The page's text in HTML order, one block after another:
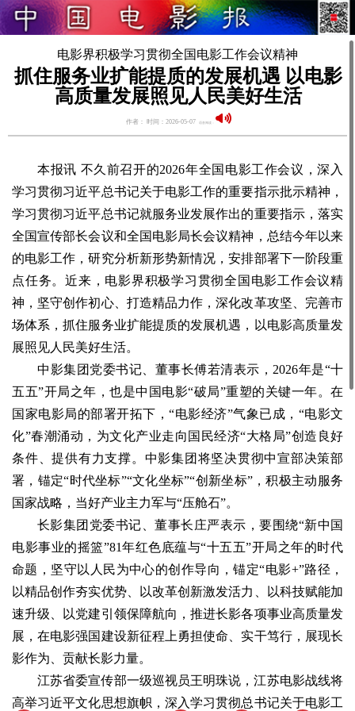
电影界积极学习贯彻全国电影工作会议精神
抓住服务业扩能提质的发展机遇 以电影
高质量发展照见人民美好生活
作者： 时间：2026-05-07
本报讯 不久前召开的2026年全国电影工作会议，深入
学习贯彻习近平总书记关于电影工作的重要指示批示精神，
学习贯彻习近平总书记就服务业发展作出的重要指示，落实
全国宣传部长会议和全国电影局长会议精神，总结今年以来
的电影工作，研究分析新形势新情况，安排部署下一阶段重
点任务。近来，电影界积极学习贯彻全国电影工作会议精
神，坚守创作初心、打造精品力作，深化改革攻坚、完善市
场体系，抓住服务业扩能提质的发展机遇，以电影高质量发
展照见人民美好生活。
中影集团党委书记、董事长傅若清表示，2026年是“十
五五”开局之年，也是中国电影“破局”重塑的关键一年。在
国家电影局的部署开拓下，“电影经济”气象已成，“电影文
化”春潮涌动，为文化产业走向国民经济“大格局”创造良好
条件、提供有力支撑。中影集团将坚决贯彻中宣部决策部
署，锚定“时代坐标”“文化坐标”“创新坐标”，积极主动服务
国家战略，当好产业主力军与“压舱石”。
长影集团党委书记、董事长庄严表示，要围绕“新中国
电影事业的摇篮”81年红色底蕴与“十五五”开局之年的时代
命题，坚守以人民为中心的创作导向，锚定“电影+”路径，
以精品创作夯实优势、以改革创新激发活力、以科技赋能加
速升级、以党建引领保障航向，推进长影各项事业高质量发
展，在电影强国建设新征程上勇担使命、实干笃行，展现长
影作为、贡献长影力量。
江苏省委宣传部一级巡视员王明珠说，江苏电影战线将
高举习近平文化思想旗帜，深入学习贯彻总书记关于电影工